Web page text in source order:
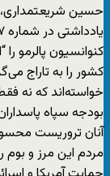
حسین
کنوانسیون پالرمو
کشور را به تاراج
خواسته‌اند که نه
بودجه سپاه
آنان تروریست
مردم این مرز و